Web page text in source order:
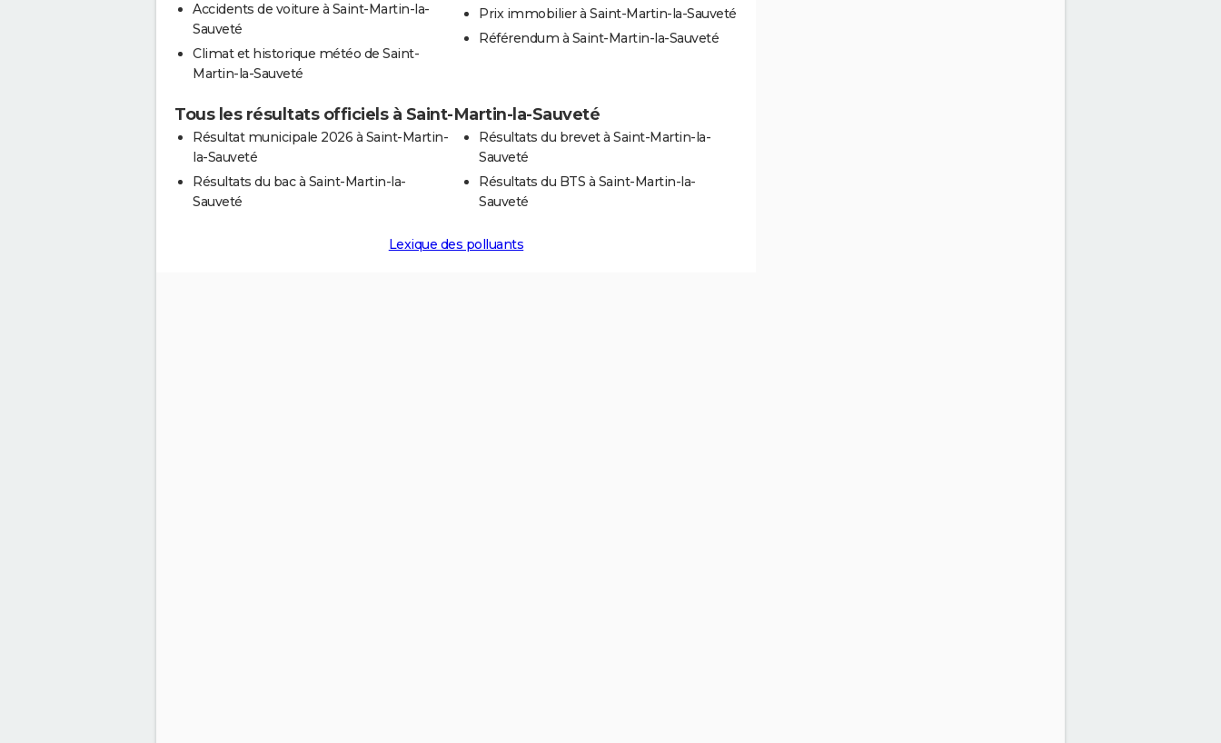
Accidents de voiture à Saint-Martin-la-
Sauveté
Climat et historique météo de Saint-
Martin-la-Sauveté
Prix immobilier à Saint-Martin-la-Sauveté
Référendum à Saint-Martin-la-Sauveté
Tous les résultats officiels à Saint-Martin-la-Sauveté
Résultat municipale 2026 à Saint-Martin-
la-Sauveté
Résultats du bac à Saint-Martin-la-
Sauveté
Résultats du brevet à Saint-Martin-la-
Sauveté
Résultats du BTS à Saint-Martin-la-
Sauveté
Lexique des polluants